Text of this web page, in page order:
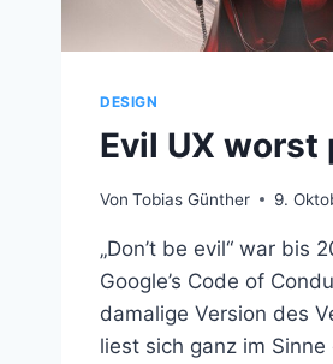
DESIGN
Evil UX worst
Von Tobias Günther 9.
„Don’t be evil“ war bis
Google’s Code of
damalige Version des
liest sich ganz im